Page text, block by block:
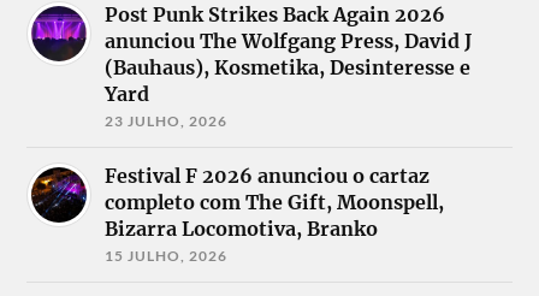
Post Punk Strikes Back Again 2026
anunciou The Wolfgang Press, David J
(Bauhaus), Kosmetika, Desinteresse e
Yard
23 JULHO, 2026
Festival F 2026 anunciou o cartaz
completo com The Gift, Moonspell,
Bizarra Locomotiva, Branko
15 JULHO, 2026